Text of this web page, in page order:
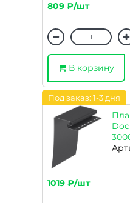
809 ₽/шт
В корзину
Под заказ: 1-3 дня
1019 ₽/шт